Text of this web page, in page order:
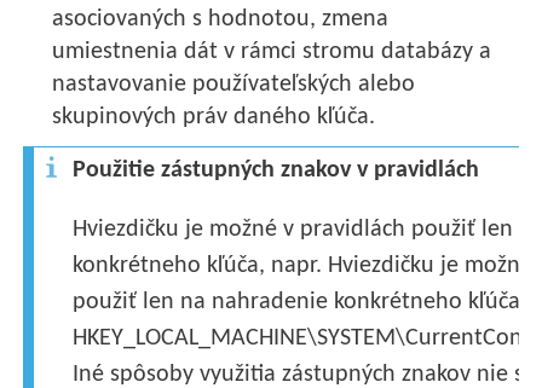
asociovaných s hodnotou, zmena
umiestnenia dát v rámci stromu databázy a
nastavovanie používateľských alebo
skupinových práv daného kľúča.
Použitie zástupných znakov v pravidlách
Hviezdičku je možné v pravidlách použiť len
konkrétneho kľúča, napr. Hviezdičku je možné
použiť len na nahradenie konkrétneho kľúča,
Iné spôsoby využitia zástupných znakov nie sú